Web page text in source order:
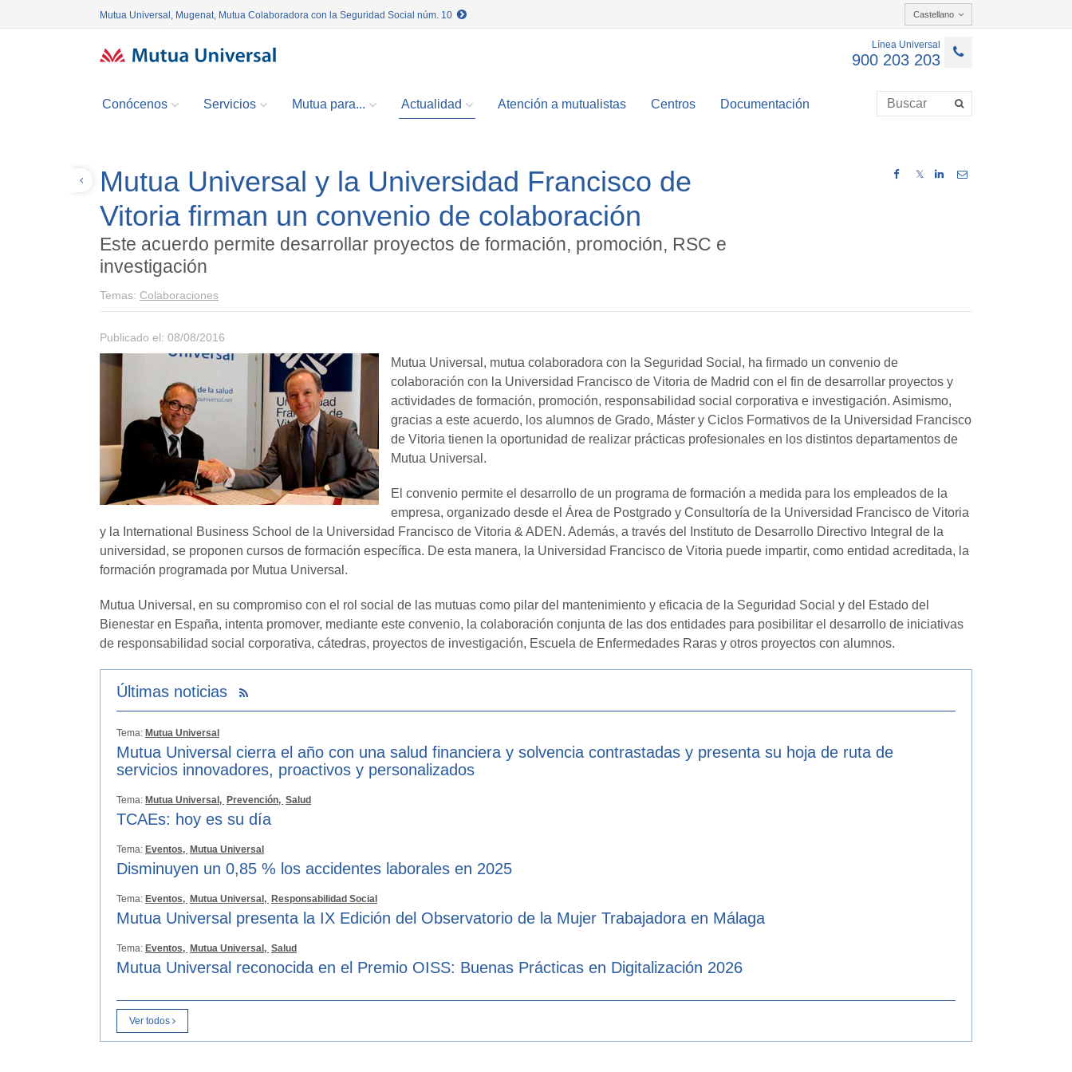
Mutua Universal, Mugenat, Mutua Colaboradora con la Seguridad Social núm. 10 Castellano
Línea Universal
900 203 203
Conócenos Servicios Mutua para... Actualidad Atención a mutualistas Centros Documentación
𝕏
Mutua Universal y la Universidad Francisco de
Vitoria firman un convenio de colaboración
Este acuerdo permite desarrollar proyectos de formación, promoción, RSC e
investigación
Temas: Colaboraciones
Publicado el: 08/08/2016
Mutua Universal, mutua colaboradora con la Seguridad Social, ha firmado un convenio de
colaboración con la Universidad Francisco de Vitoria de Madrid con el fin de desarrollar proyectos y
actividades de formación, promoción, responsabilidad social corporativa e investigación. Asimismo,
gracias a este acuerdo, los alumnos de Grado, Máster y Ciclos Formativos de la Universidad Francisco
de Vitoria tienen la oportunidad de realizar prácticas profesionales en los distintos departamentos de
Mutua Universal.
El convenio permite el desarrollo de un programa de formación a medida para los empleados de la
empresa, organizado desde el Área de Postgrado y Consultoría de la Universidad Francisco de Vitoria
y la International Business School de la Universidad Francisco de Vitoria & ADEN. Además, a través del Instituto de Desarrollo Directivo Integral de la
universidad, se proponen cursos de formación específica. De esta manera, la Universidad Francisco de Vitoria puede impartir, como entidad acreditada, la
formación programada por Mutua Universal.
Mutua Universal, en su compromiso con el rol social de las mutuas como pilar del mantenimiento y eficacia de la Seguridad Social y del Estado del
Bienestar en España, intenta promover, mediante este convenio, la colaboración conjunta de las dos entidades para posibilitar el desarrollo de iniciativas
de responsabilidad social corporativa, cátedras, proyectos de investigación, Escuela de Enfermedades Raras y otros proyectos con alumnos.
Últimas noticias
Tema: Mutua Universal
Mutua Universal cierra el año con una salud financiera y solvencia contrastadas y presenta su hoja de ruta de
servicios innovadores, proactivos y personalizados
Tema: Mutua Universal, Prevención, Salud
TCAEs: hoy es su día
Tema: Eventos, Mutua Universal
Disminuyen un 0,85 % los accidentes laborales en 2025
Tema: Eventos, Mutua Universal, Responsabilidad Social
Mutua Universal presenta la IX Edición del Observatorio de la Mujer Trabajadora en Málaga
Tema: Eventos, Mutua Universal, Salud
Mutua Universal reconocida en el Premio OISS: Buenas Prácticas en Digitalización 2026
Ver todos